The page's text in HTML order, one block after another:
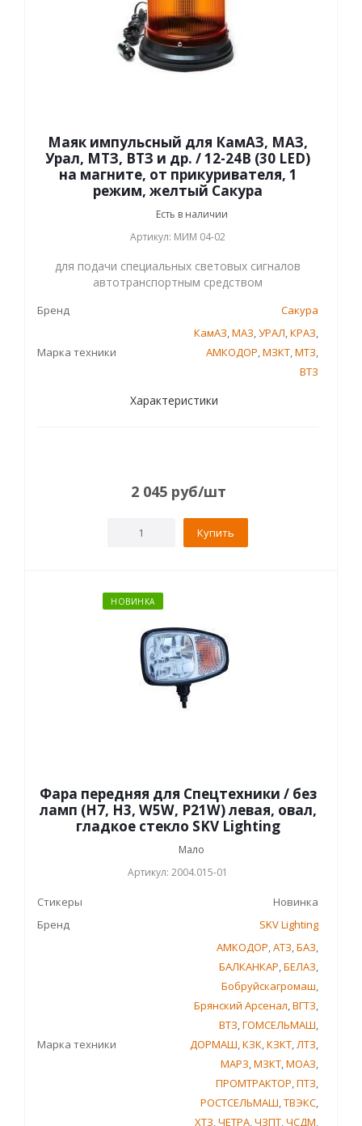
Маяк импульсный для КамАЗ, МАЗ,
Урал, МТЗ, ВТЗ и др. / 12-24В (30 LED)
на магните, от прикуривателя, 1
режим, желтый Сакура
Есть в наличии
Артикул: МИМ 04-02
для подачи специальных световых сигналов
автотранспортным средством
Бренд Сакура
Марка техники
КамАЗ,МАЗ,УРАЛ,КРАЗ,
АМКОДОР,МЗКТ,МТЗ,
ВТЗ
Характеристики
2 045руб/шт
Купить
НОВИНКА
Фара передняя для Спецтехники / без
ламп (Н7, Н3, W5W, P21W) левая, овал,
гладкое стекло SKV Lighting
Мало
Артикул: 2004.015-01
Стикеры
Новинка
Бренд
SKV Lighting
Марка техники
АМКОДОР,АТЗ,БАЗ,
БАЛКАНКАР,БЕЛАЗ,
Бобруйскагромаш,
Брянский Арсенал,ВГТЗ,
ВТЗ,ГОМСЕЛЬМАШ,
ДОРМАШ,КЗК,КЗКТ,ЛТЗ,
МАРЗ,МЗКТ,МОАЗ,
ПРОМТРАКТОР,ПТЗ,
РОСТСЕЛЬМАШ,ТВЭКС,
ХТЗ,ЧЕТРА,ЧЗПТ,ЧСДМ,